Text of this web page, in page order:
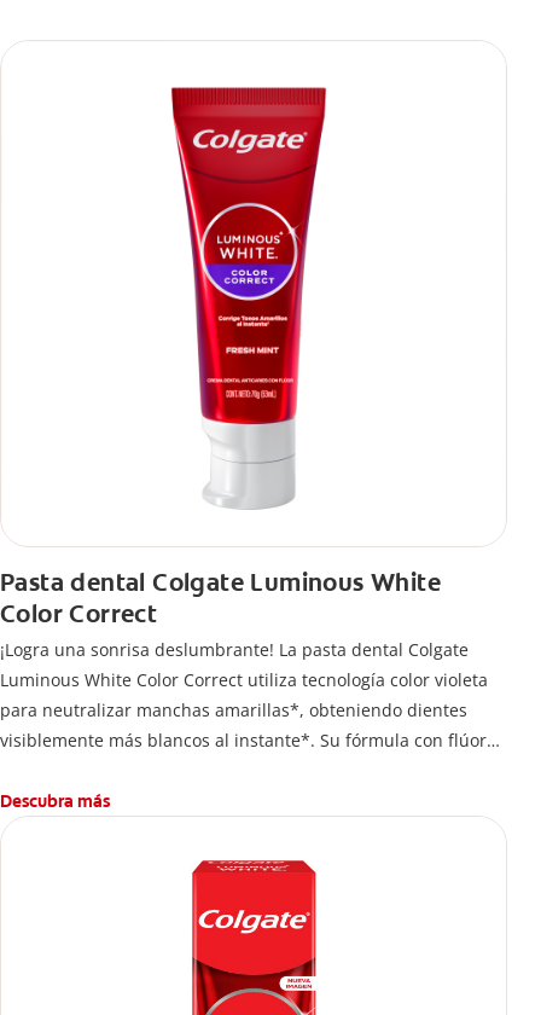
Pasta dental Colgate Luminous White
Color Correct
¡Logra una sonrisa deslumbrante! La pasta dental Colgate
Luminous White Color Correct utiliza tecnología color violeta
para neutralizar manchas amarillas*, obteniendo dientes
visiblemente más blancos al instante*. Su fórmula con flúor
radiante en todo momento.
*El efecto es temporal.
Descubra más